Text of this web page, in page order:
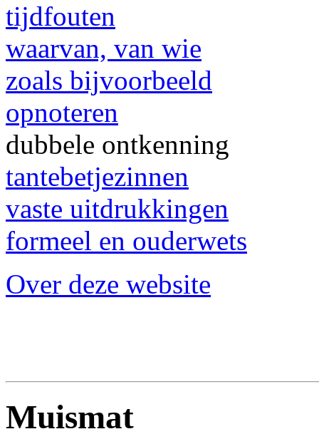
tijdfouten
waarvan, van wie
zoals bijvoorbeeld
opnoteren
dubbele ontkenning
tantebetjezinnen
vaste uitdrukkingen
formeel en ouderwets
Over deze website
Muismat